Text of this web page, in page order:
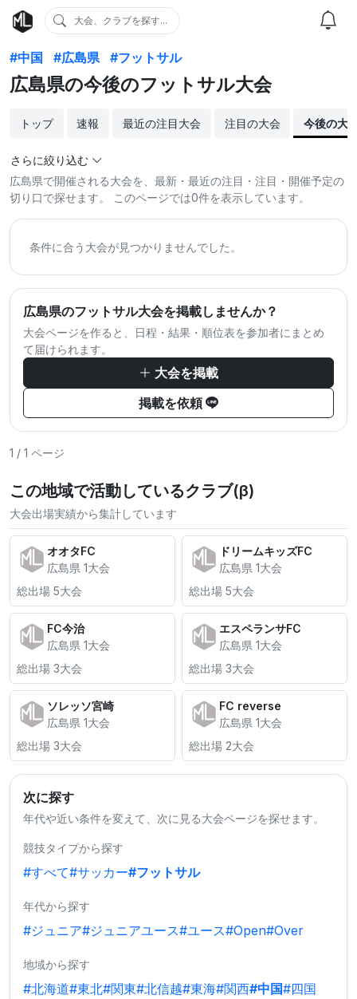
大会、クラブを探す...
#中国 #広島県 #フットサル
広島県の今後のフットサル大会
トップ 速報 最近の注目大会 注目の大会 今後の大
さらに絞り込む
広島県で開催される大会を、最新・最近の注目・注目・開催予定の
切り口で探せます。 このページでは0件を表示しています。
条件に合う大会が見つかりませんでした。
広島県のフットサル大会を掲載しませんか？
大会ページを作ると、日程・結果・順位表を参加者にまとめ
て届けられます。
大会を掲載
掲載を依頼
1 / 1 ページ
この地域で活動しているクラブ(β)
大会出場実績から集計しています
オオタFC
広島県 1大会
総出場 5大会
ドリームキッズFC
広島県 1大会
総出場 5大会
FC今治
広島県 1大会
総出場 3大会
エスペランサFC
広島県 1大会
総出場 3大会
ソレッソ宮崎
広島県 1大会
総出場 3大会
FC reverse
広島県 1大会
総出場 2大会
次に探す
年代や近い条件を変えて、次に見る大会ページを探せます。
競技タイプから探す
#すべて#サッカー#フットサル
年代から探す
#ジュニア#ジュニアユース#ユース#Open#Over
地域から探す
#北海道#東北#関東#北信越#東海#関西#中国#四国